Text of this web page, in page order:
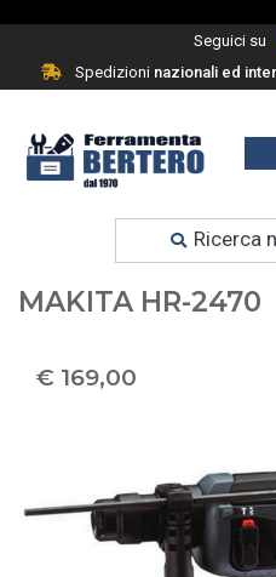
Seguici su
Spedizioninazionali ed
Ricerca
Prodotti
TASSELLATORE
MAKITA HR-2470
€ 169,00